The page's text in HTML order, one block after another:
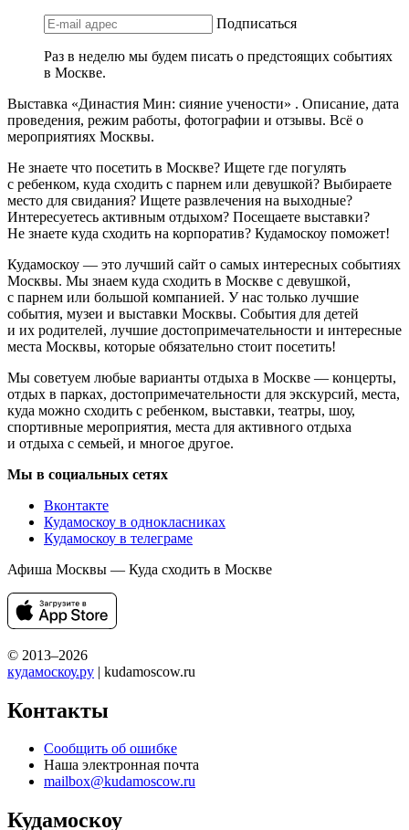
Подписаться
Раз в неделю мы будем писать о предстоящих событиях
в Москве.
Выставка «Династия Мин: сияние учености» . Описание, дата
проведения, режим работы, фотографии и отзывы. Всё о
мероприятиях Москвы.
Не знаете что посетить в Москве? Ищете где погулять
с ребенком, куда сходить с парнем или девушкой? Выбираете
место для свидания? Ищете развлечения на выходные?
Интересуетесь активным отдыхом? Посещаете выставки?
Не знаете куда сходить на корпоратив? Кудамоскоу поможет!
Кудамоскоу — это лучший сайт о самых интересных событиях
Москвы. Мы знаем куда сходить в Москве с девушкой,
с парнем или большой компанией. У нас только лучшие
события, музеи и выставки Москвы. События для детей
и их родителей, лучшие достопримечательности и интересные
места Москвы, которые обязательно стоит посетить!
Мы советуем любые варианты отдыха в Москве — концерты,
отдых в парках, достопримечательности для экскурсий, места,
куда можно сходить с ребенком, выставки, театры, шоу,
спортивные мероприятия, места для активного отдыха
и отдыха с семьей, и многое другое.
Мы в социальных сетях
Вконтакте
Кудамоскоу в однокласниках
Кудамоскоу в телеграме
Афиша Москвы — Куда сходить в Москве
© 2013–2026
кудамоскоу.ру | kudamoscow.ru
Контакты
Сообщить об ошибке
Наша электронная почта
mailbox@kudamoscow.ru
Кудамоскоу